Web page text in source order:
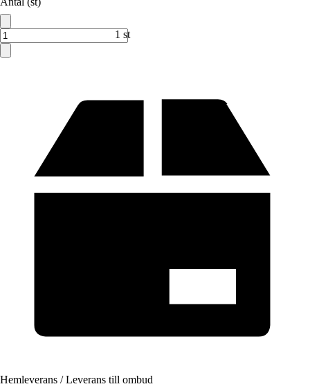
1 st
Hemleverans / Leverans till ombud